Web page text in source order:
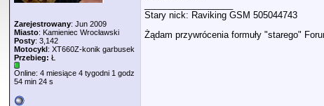
Zarejestrowany: Jun 2009
Miasto: Kamieniec Wrocławski
Posty: 3,142
Motocykl: XT660Z-konik garbusek
Przebieg: Ł
Online: 4 miesiące 4 tygodni 1 godz
54 min 24 s
Stary nick: Raviking GSM 505044743
Żądam przywrócenia formuły "starego"